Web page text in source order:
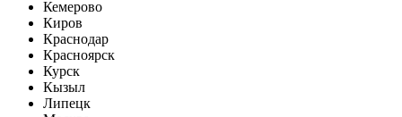
Кемерово
Киров
Краснодар
Красноярск
Курск
Кызыл
Липецк